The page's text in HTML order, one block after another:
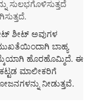
ಸುಲಭಗೊಳಿಸುತ್ತದೆ
ಶೀಟ್ ಅವುಗಳ
ಬಾಹ್ಯ
ಹೊರಹೊಮ್ಮಿದೆ. ಈ
ಕಟ್ಟಡ ಮಾಲೀಕರಿಗೆ
ನೀಡುತ್ತವೆ.